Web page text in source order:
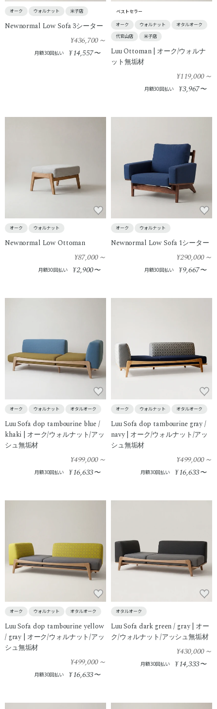
オーク ウォルナット 米子店
Newnormal Low Sofa 3シーター
¥436,700～
月額30回払い ¥14,557〜
ベストセラー
オーク ウォルナット
オタルオーク
代官山店
米子店
Luu Ottoman | オーク/ウォルナ
ット無垢材
¥119,000～
月額30回払い ¥3,967〜
オーク ウォルナット
Newnormal Low Ottoman
¥87,000～
月額30回払い ¥2,900〜
オーク ウォルナット
Newnormal Low Sofa 1シーター
¥290,000～
月額30回払い ¥9,667〜
オーク ウォルナット オタルオーク
Luu Sofa dop tambourine blue /
khaki | オーク/ウォルナット/アッ
シュ無垢材
¥499,000～
月額30回払い ¥16,633〜
オーク ウォルナット オタルオーク
Luu Sofa dop tambourine gray /
navy | オーク/ウォルナット/アッ
シュ無垢材
¥499,000～
月額30回払い ¥16,633〜
オーク ウォルナット オタルオーク
Luu Sofa dop tambourine yellow
/ gray | オーク/ウォルナット/アッ
シュ無垢材
¥499,000～
月額30回払い ¥16,633〜
オタルオーク
Luu Sofa dark green / gray | オー
ク/ウォルナット/アッシュ無垢材
¥430,000～
月額30回払い ¥14,333〜